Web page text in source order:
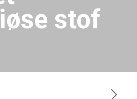
stof